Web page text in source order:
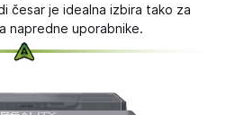
česar je idealna izbira tako za
napredne uporabnike.